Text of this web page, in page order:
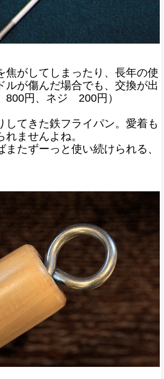
焦がしてしまったり、長年の使
ルが傷んだ場合でも、交換が出
円、ネジ 200円）
してきた鉄フライパン。愛着も
ませんよね。
たずーっと使い続けられる、